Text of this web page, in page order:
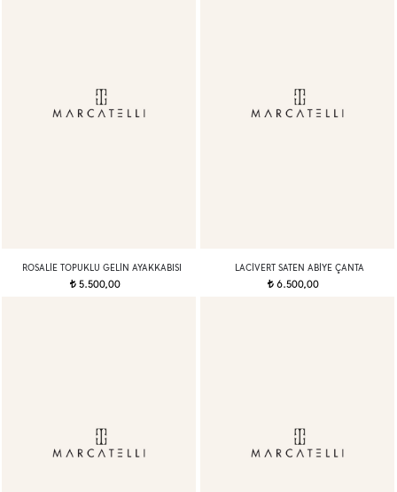
ROSALIE TOPUKLU GELIN AYAKKABISI
t 5.500,00
LACIVERT SATEN ABIYE ÇANTA
t 6.500,00